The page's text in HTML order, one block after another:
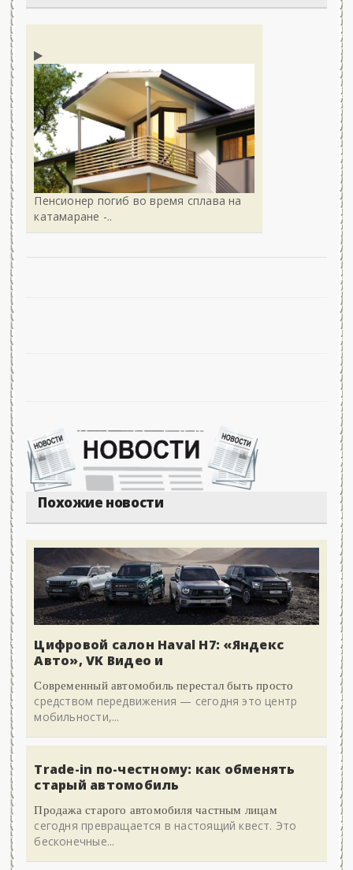
Пенсионер погиб во время сплава на
катамаране -..
Похожие новости
Цифровой салон Haval H7: «Яндекс
Авто», VK Видео и
Современный автомобиль перестал быть просто
средством передвижения — сегодня это центр
мобильности,...
Trade-in по-честному: как обменять
старый автомобиль
Продажа старого автомобиля частным лицам
сегодня превращается в настоящий квест. Это
бесконечные...